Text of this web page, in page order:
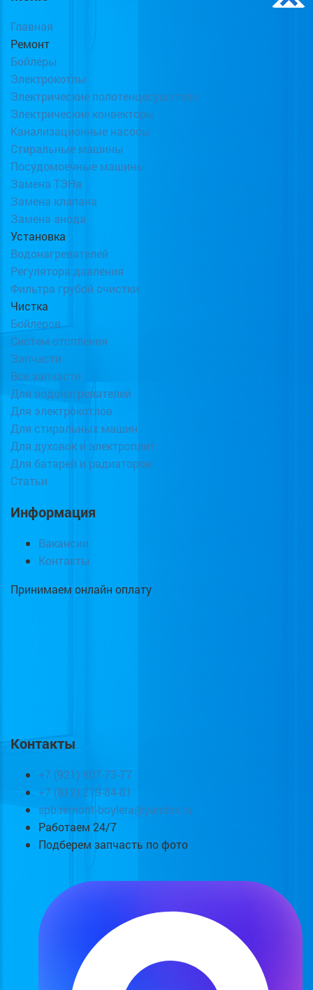
Главная
Ремонт
Бойлеры
Электрокотлы
Электрические полотенцесушители
Электрические конвекторы
Канализационные насосы
Стиральные машины
Посудомоечные машины
Замена ТЭНа
Замена клапана
Замена анода
Установка
Водонагревателей
Регулятора давления
Фильтра грубой очистки
Чистка
Бойлеров
Систем отопления
Запчасти
Все запчасти
Для водонагревателей
Для электрокотлов
Для стиральных машин
Для духовок и электроплит
Для батарей и радиаторов
Статьи
Информация
Вакансии
Контакты
Принимаем онлайн оплату
Контакты
+7 (921) 807-73-77
+7 (812) 219-84-81
spb.remont-boylera@yandex.ru
Работаем 24/7
Подберем запчасть по фото